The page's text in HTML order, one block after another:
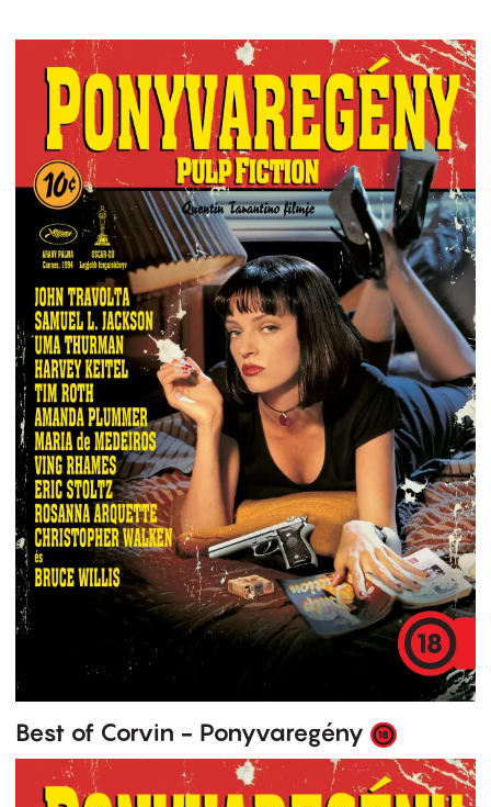
Best of Corvin - Ponyvaregény